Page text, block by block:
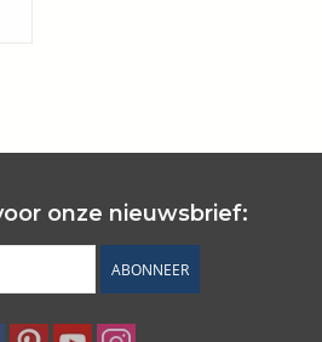
onze nieuwsbrief:
ABONNEER